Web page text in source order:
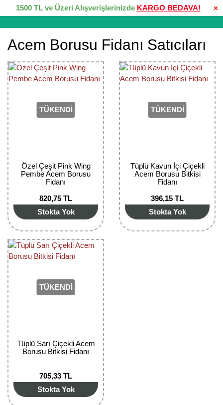
×
1500 TL ve Üzeri Alışverişlerinizde KARGO BEDAVA!
Acem Borusu Fidanı Satıcıları
TÜKENDİ
Özel Çeşit Pink Wing
Pembe Acem Borusu
Fidanı
820,75 TL
Stokta Yok
TÜKENDİ
Tüplü Kavun İçi Çiçekli
Acem Borusu Bitkisi
Fidanı
396,15 TL
Stokta Yok
TÜKENDİ
Tüplü Sarı Çiçekli Acem
Borusu Bitkisi Fidanı
705,33 TL
Stokta Yok